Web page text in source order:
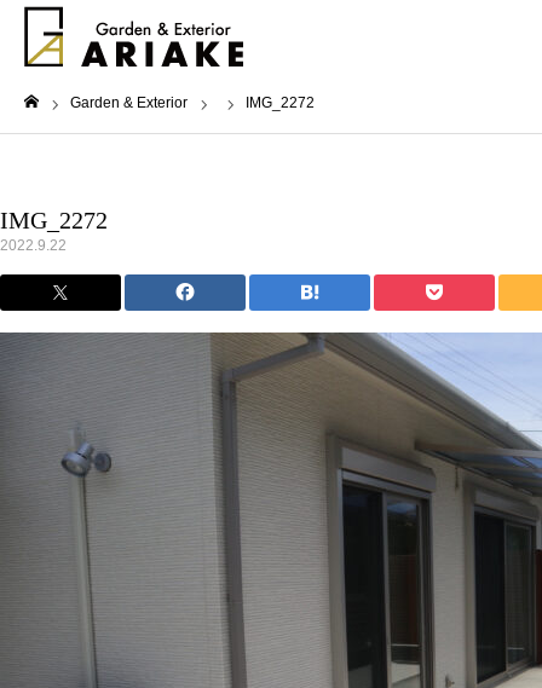
Garden & Exterior IMG_2272
IMG_2272
2022.9.22